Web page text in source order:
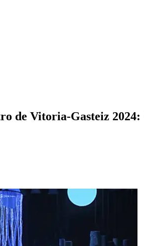
de Vitoria-Gasteiz